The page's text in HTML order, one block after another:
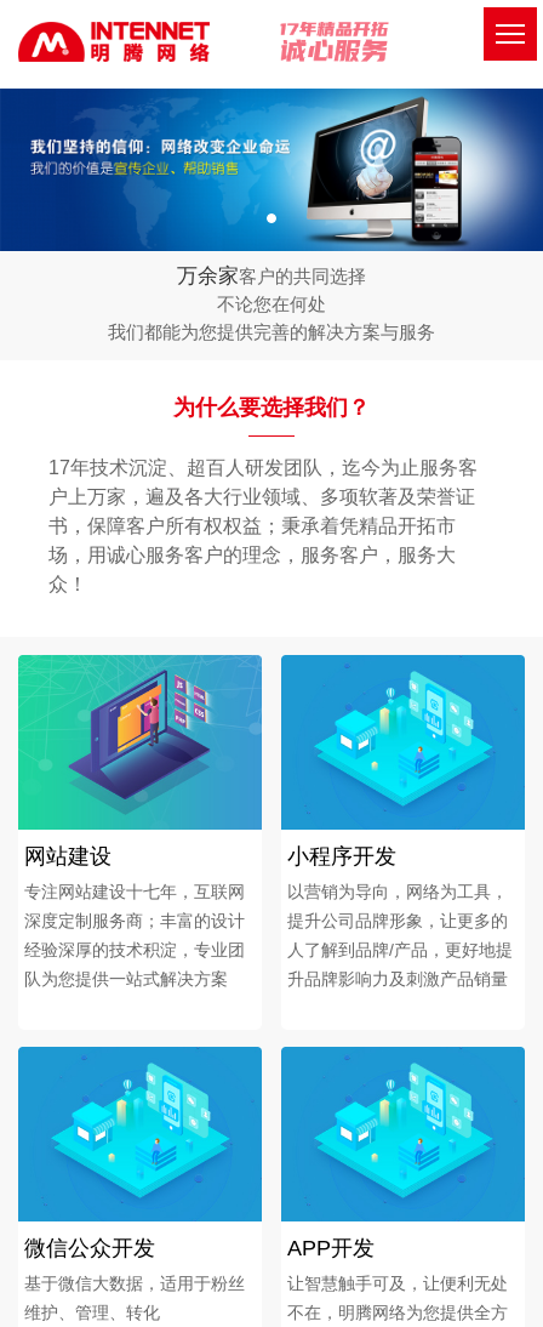
万余家客户的共同选择
不论您在何处
我们都能为您提供完善的解决方案与服务
为什么要选择我们？
17年技术沉淀、超百人研发团队，迄今为止服务客
户上万家，遍及各大行业领域、多项软著及荣誉证
书，保障客户所有权权益；秉承着凭精品开拓市
场，用诚心服务客户的理念，服务客户，服务大
众！
网站建设
专注网站建设十七年，互联网
深度定制服务商；丰富的设计
经验深厚的技术积淀，专业团
队为您提供一站式解决方案
小程序开发
以营销为导向，网络为工具，
提升公司品牌形象，让更多的
人了解到品牌/产品，更好地提
升品牌影响力及刺激产品销量
微信公众开发
基于微信大数据，适用于粉丝
维护、管理、转化
APP开发
让智慧触手可及，让便利无处
不在，明腾网络为您提供全方